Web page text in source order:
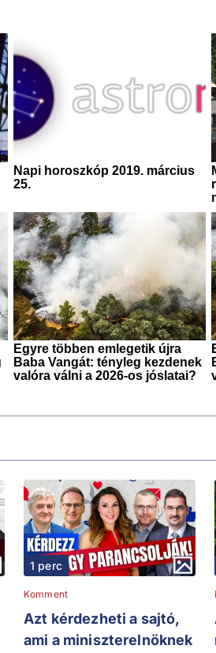
1 perc
Komment
Azt kérdezheti a sajtó,
ami a miniszterelnöknek